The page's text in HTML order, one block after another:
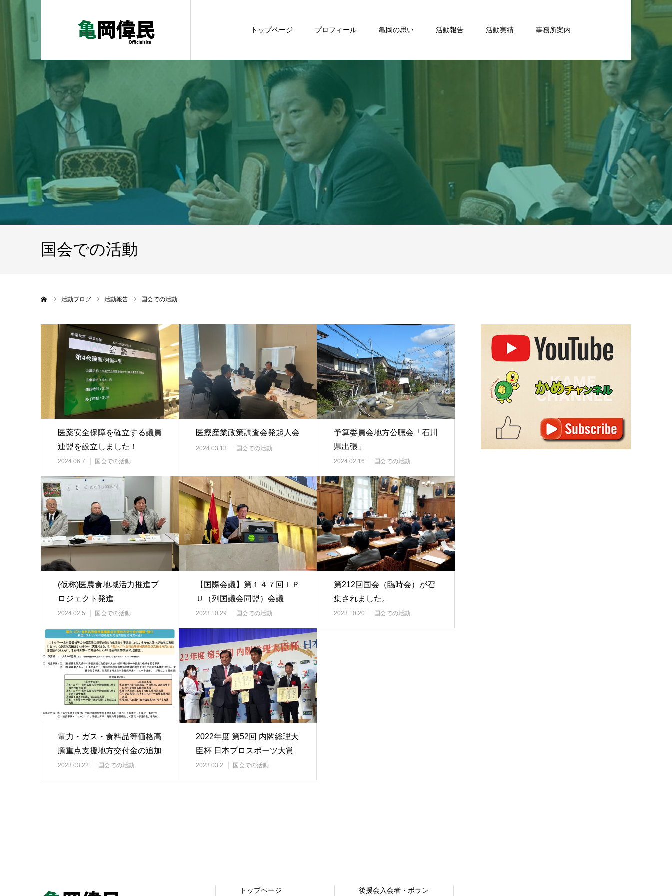
トップページ プロフィール 亀岡の思い 活動報告 活動実績 事務所案内
国会での活動
活動ブログ 活動報告 国会での活動
医薬安全保障を確立する議員
連盟を設立しました！
2024.06.7 国会での活動
医療産業政策調査会発起人会
2024.03.13 国会での活動
予算委員会地方公聴会「石川
県出張」
2024.02.16 国会での活動
(仮称)医農食地域活力推進プ
ロジェクト発進
2024.02.5 国会での活動
【国際会議】第１４７回ＩＰ
Ｕ（列国議会同盟）会議
2023.10.29 国会での活動
第212回国会（臨時会）が召
集されました。
2023.10.20 国会での活動
電力・ガス・食料品等価格高
騰重点支援地方交付金の追加
2023.03.22 国会での活動
2022年度 第52回 内閣総理大
臣杯 日本プロスポーツ大賞
受賞式典…
2023.03.2 国会での活動
トップページ 後援会入会者・ボラン